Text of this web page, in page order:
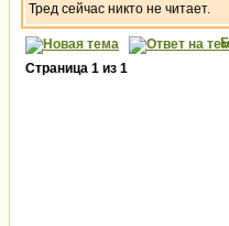
Тред сейчас никто не читает.
Страница 1 из 1